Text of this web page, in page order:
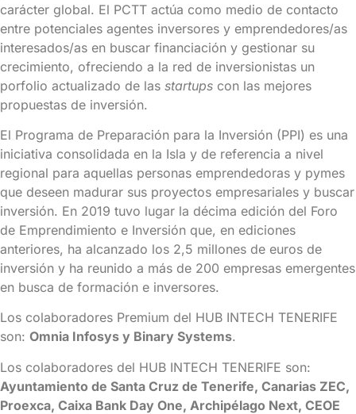
carácter global. El PCTT actúa como medio de contacto
entre potenciales agentes inversores y emprendedores/as
interesados/as en buscar financiación y gestionar su
crecimiento, ofreciendo a la red de inversionistas un
porfolio actualizado de las startups con las mejores
propuestas de inversión.
El Programa de Preparación para la Inversión (PPI) es una
iniciativa consolidada en la Isla y de referencia a nivel
regional para aquellas personas emprendedoras y pymes
que deseen madurar sus proyectos empresariales y buscar
inversión. En 2019 tuvo lugar la décima edición del Foro
de Emprendimiento e Inversión que, en ediciones
anteriores, ha alcanzado los 2,5 millones de euros de
inversión y ha reunido a más de 200 empresas emergentes
en busca de formación e inversores.
Los colaboradores Premium del HUB INTECH TENERIFE
son: Omnia Infosys y Binary Systems.
Los colaboradores del HUB INTECH TENERIFE son:
Ayuntamiento de Santa Cruz de Tenerife, Canarias ZEC,
Proexca, Caixa Bank Day One, Archipélago Next, CEOE